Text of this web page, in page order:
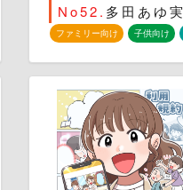
No52. 多田あゆ実
ファミリー向け 子供向け